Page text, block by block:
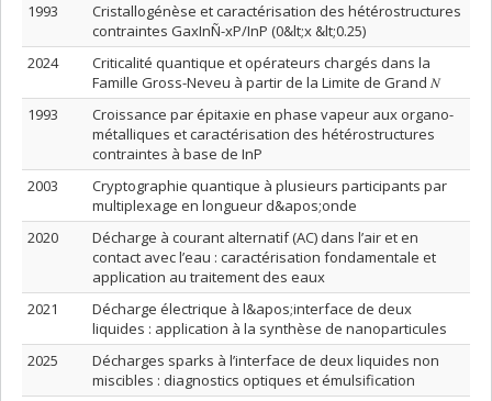
1993
Cristallogénèse et caractérisation des hétérostructures
contraintes GaxInÑ-xP/InP (0&lt;x &lt;0.25)
2024
Criticalité quantique et opérateurs chargés dans la
Famille Gross-Neveu à partir de la Limite de Grand 𝛮
1993
Croissance par épitaxie en phase vapeur aux organo-
métalliques et caractérisation des hétérostructures
contraintes à base de InP
2003
Cryptographie quantique à plusieurs participants par
multiplexage en longueur d&apos;onde
2020
Décharge à courant alternatif (AC) dans l’air et en
contact avec l’eau : caractérisation fondamentale et
application au traitement des eaux
2021
Décharge électrique à l&apos;interface de deux
liquides : application à la synthèse de nanoparticules
2025
Décharges sparks à l’interface de deux liquides non
miscibles : diagnostics optiques et émulsification